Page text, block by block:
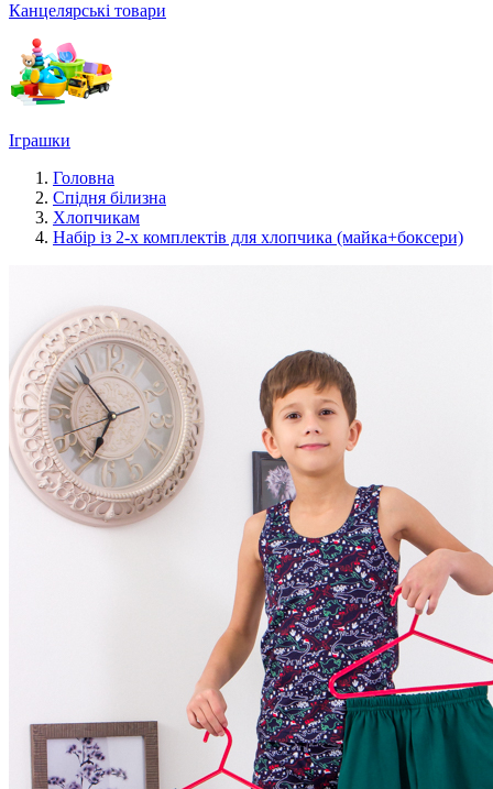
Канцелярські товари
Іграшки
Головна
Спідня білизна
Хлопчикам
Набір із 2-х комплектів для хлопчика (майка+боксери)